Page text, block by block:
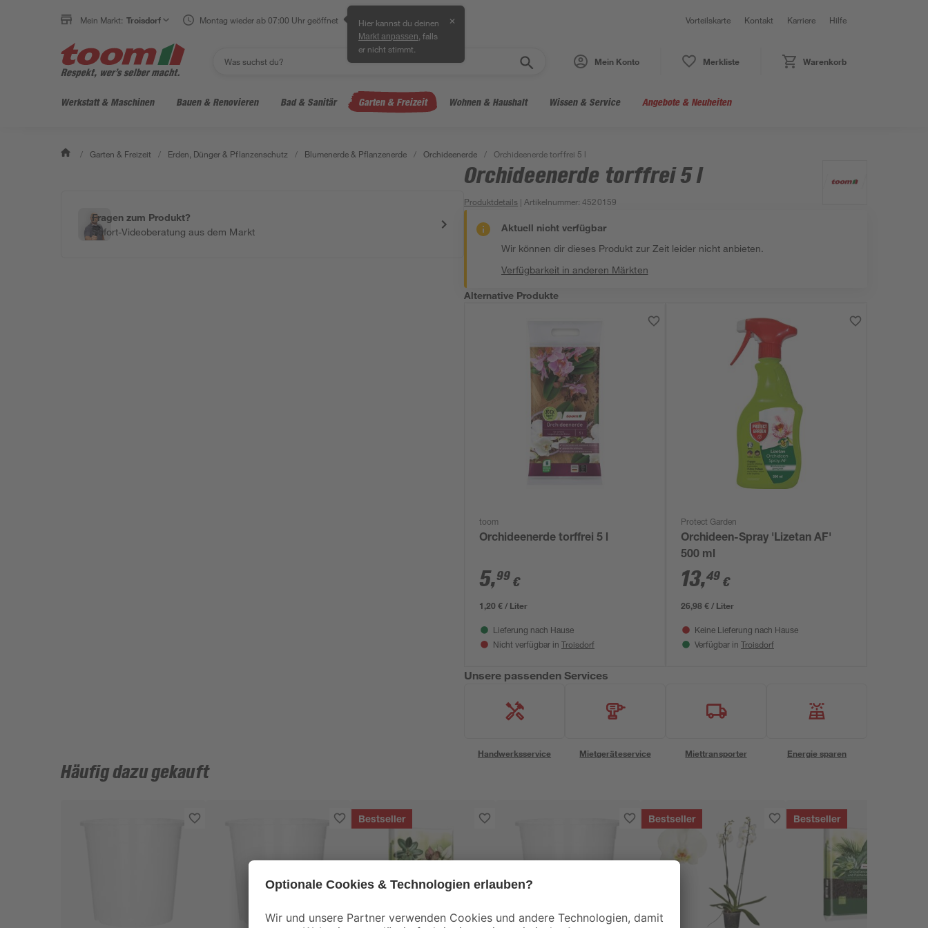
Mein Markt: Troisdorf Montag wieder ab 07:00 Uhr geöffnet Hier kannst du deinen
Markt anpassen , falls
er nicht stimmt.
✕ Vorteilskarte Kontakt Karriere Hilfe
Mein Konto Merkliste Warenkorb
Werkstatt & Maschinen Bauen & Renovieren Bad & Sanitär Garten & Freizeit Wohnen & Haushalt Wissen & Service Angebote & Neuheiten
/ Garten & Freizeit / Erden, Dünger & Pflanzenschutz / Blumenerde & Pflanzenerde / Orchideenerde / Orchideenerde torffrei 5 l
Fragen zum Produkt?
Sofort-Videoberatung aus dem Markt
Orchideenerde torffrei 5 l
Produktdetails | Artikelnummer:4520159
Aktuell nicht verfügbar
Wir können dir dieses Produkt zur Zeit leider nicht anbieten.
Verfügbarkeit in anderen Märkten
Alternative Produkte
toom
Orchideenerde torffrei 5 l
5,99 €
1,20 € / Liter
Lieferung nach Hause
Nicht verfügbar in Troisdorf
Protect Garden
Orchideen-Spray 'Lizetan AF'
500 ml
13,49 €
26,98 € / Liter
Keine Lieferung nach Hause
Verfügbar in Troisdorf
Unsere passenden Services
Handwerksservice Mietgeräteservice Miettransporter Energie sparen
Häufig dazu gekauft
Bestseller Bestseller Bestseller